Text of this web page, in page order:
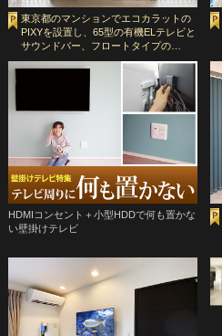
東京都のマンションでエコカラットの
PIXYを設置し、65型の有機ELテレビと
サウンドバー、フロートタイプの…
HDMIコンセント＋小型HDDで何も置かな
い壁掛けテレビ